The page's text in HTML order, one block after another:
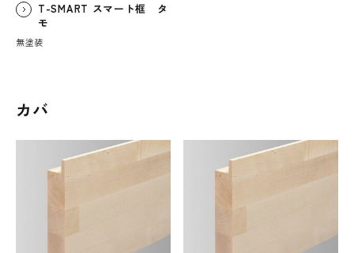
T-SMART スマート框 タ
モ
無塗装
カバ